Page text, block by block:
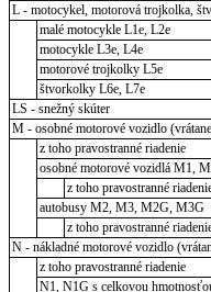
L - motocykel, motorová trojkolka,
malé motocykle L1e, L2e
motocykle L3e, L4e
motorové trojkolky L5e
štvorkolky L6e, L7e
LS - snežný skúter
M - osobné motorové vozidlo
z toho pravostranné riadenie
osobné motorové vozidlá M1,
z toho pravostranné
autobusy M2, M3, M2G, M3G
z toho pravostranné
N - nákladné motorové vozidlo
z toho pravostranné riadenie
N1, N1G s celkovou